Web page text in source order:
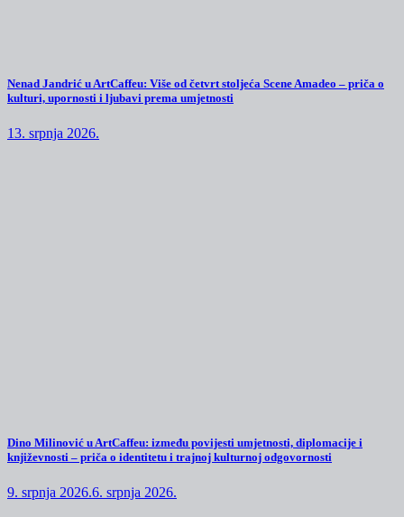
Nenad Jandrić u ArtCaffeu: Više od četvrt stoljeća Scene Amadeo – priča o
kulturi, upornosti i ljubavi prema umjetnosti
13. srpnja 2026.
Dino Milinović u ArtCaffeu: između povijesti umjetnosti, diplomacije i
književnosti – priča o identitetu i trajnoj kulturnoj odgovornosti
9. srpnja 2026.6. srpnja 2026.